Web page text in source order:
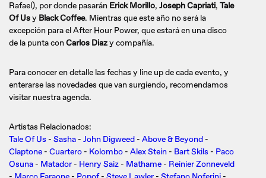
Rafael), por donde pasarán Erick Morillo, Joseph Capriati, Tale
Of Usy Black Coffee. Mientras que este año no será la
excepción para el After Hour Power, que estará en una disco
de la punta conCarlos Diazy compañía.
Para conocer en detalle las fechas y line up de cada evento, y
enterarse las novedades que van surgiendo, recomendamos
visitar nuestra agenda.
Artistas Relacionados:
Tale Of Us - Sasha - John Digweed - Above & Beyond -
Claptone - Cuartero - Kolombo - Alex Stein - Bart Skils - Paco
Osuna - Matador - Henry Saiz - Mathame - Reinier Zonneveld